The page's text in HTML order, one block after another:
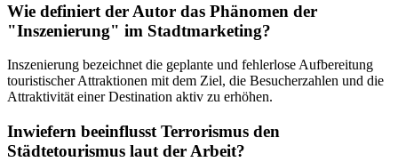
Wie definiert der Autor das Phänomen der
"Inszenierung" im Stadtmarketing?
Inszenierung bezeichnet die geplante und fehlerlose Aufbereitung
touristischer Attraktionen mit dem Ziel, die Besucherzahlen und die
Attraktivität einer Destination aktiv zu erhöhen.
Inwiefern beeinflusst Terrorismus den
Städtetourismus laut der Arbeit?